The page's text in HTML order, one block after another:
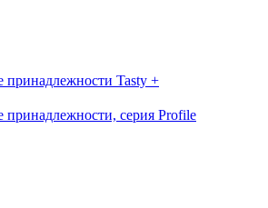
принадлежности Tasty +
принадлежности, серия Profile